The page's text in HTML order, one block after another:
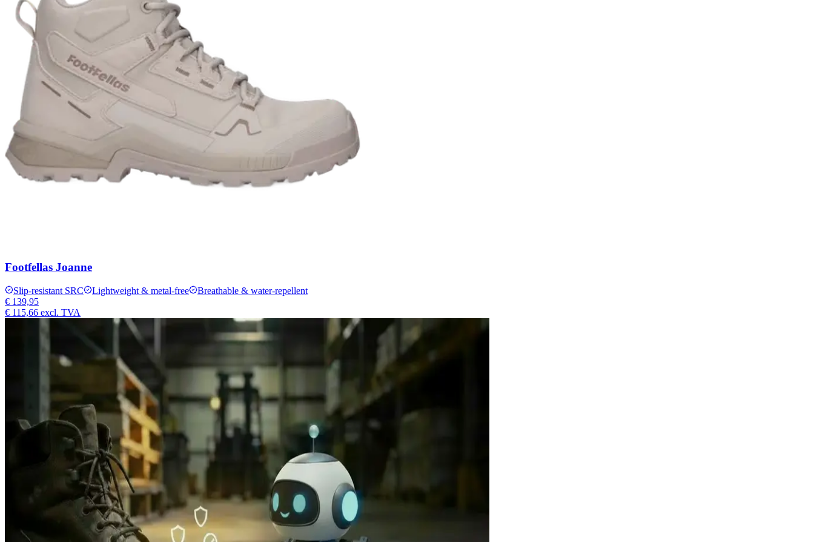
Footfellas Joanne
Slip-resistant SRC Lightweight & metal-free
Breathable & water-repellent
€ 139,95
€ 115,66 excl. TVA